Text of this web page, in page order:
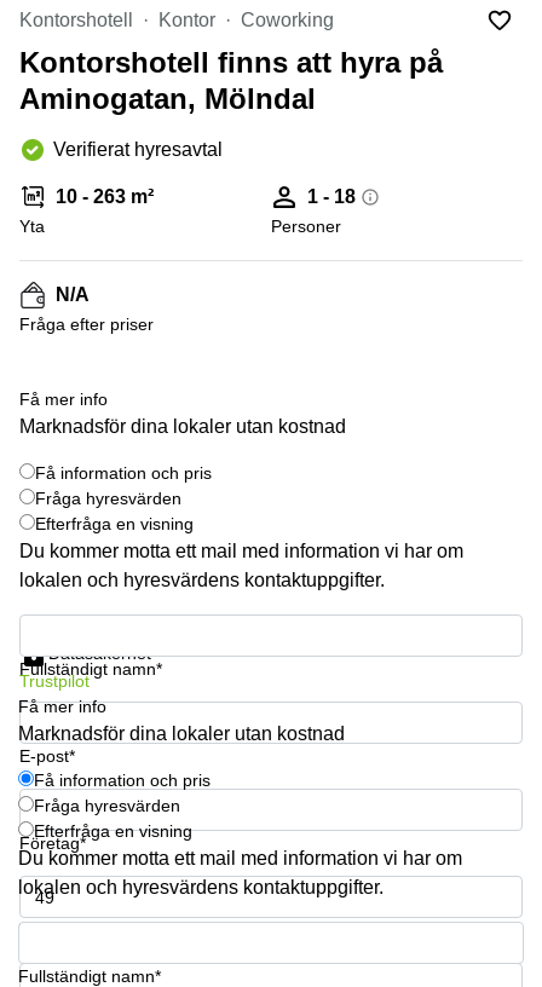
Virtuellt
Sollentuna
Vasastan
Östermalm
Kontor
Malmö
Huddinge
Lediga
lokaler
Hisingen
lokaler
Hägersten
Kontorshotell Kontor Coworking
Kontorshotell finns att hyra på
Aminogatan, Mölndal
Verifierat hyresavtal
10 - 263 m²
Yta
1 - 18
Personer
N/A
Fråga efter priser
Få mer info
Marknadsför dina lokaler utan kostnad
Få information och pris
Fråga hyresvärden
Efterfråga en visning
Du kommer motta ett mail med information vi har om
lokalen och hyresvärdens kontaktuppgifter.
Fullständigt namn*
E-post*
Företag*
Telefonnummer*
Datasäkerhet
Trustpilot
Få mer info
Marknadsför dina lokaler utan kostnad
Få information och pris
Fråga hyresvärden
Efterfråga en visning
Du kommer motta ett mail med information vi har om
lokalen och hyresvärdens kontaktuppgifter.
Fullständigt namn*